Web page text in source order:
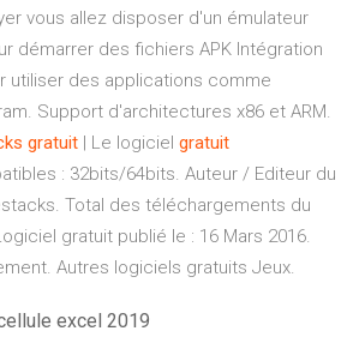
vous allez disposer d'un émulateur
démarrer des fichiers APK Intégration
utiliser des applications comme
Support d'architectures x86 et ARM.
gratuit | Le logiciel gratuit
: 32bits/64bits. Auteur / Editeur du
Total des téléchargements du
gratuit publié le : 16 Mars 2016.
Autres logiciels gratuits Jeux.
excel 2019